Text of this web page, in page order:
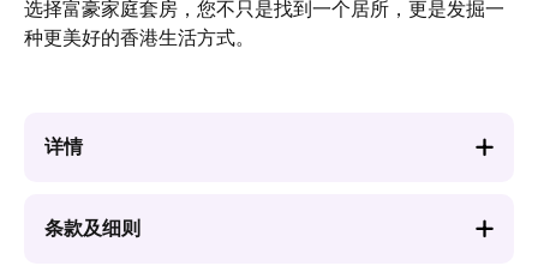
选择富豪家庭套房，您不只是找到一个居所，更是发掘一
种更美好的香港生活方式。
详情
条款及细则